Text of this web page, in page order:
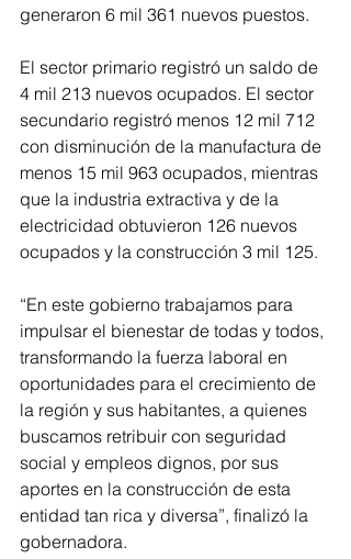
generaron 6 mil 361 nuevos puestos.
El sector primario registró un saldo de
4 mil 213 nuevos ocupados. El sector
secundario registró menos 12 mil 712
con disminución de la manufactura de
menos 15 mil 963 ocupados, mientras
que la industria extractiva y de la
electricidad obtuvieron 126 nuevos
ocupados y la construcción 3 mil 125.
“En este gobierno trabajamos para
impulsar el bienestar de todas y todos,
transformando la fuerza laboral en
oportunidades para el crecimiento de
la región y sus habitantes, a quienes
buscamos retribuir con seguridad
social y empleos dignos, por sus
aportes en la construcción de esta
entidad tan rica y diversa”, finalizó la
gobernadora.